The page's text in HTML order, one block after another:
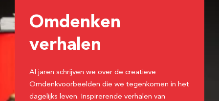
Omdenken
verhalen
Al jaren schrijven we over de creatieve
Omdenkvoorbeelden die we tegenkomen in het
dagelijks leven. Inspirerende verhalen van